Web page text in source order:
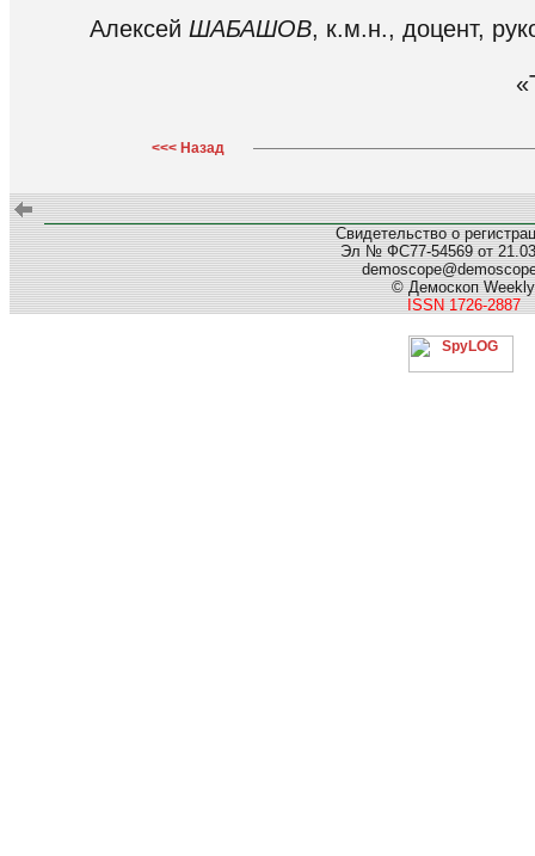
Алексей ШАБАШОВ, к.м.н., доцент,
<<< Назад
Свидетельство о
Эл № ФС77-54569 от
© Демоскоп Weekly
ISSN 1726-2887